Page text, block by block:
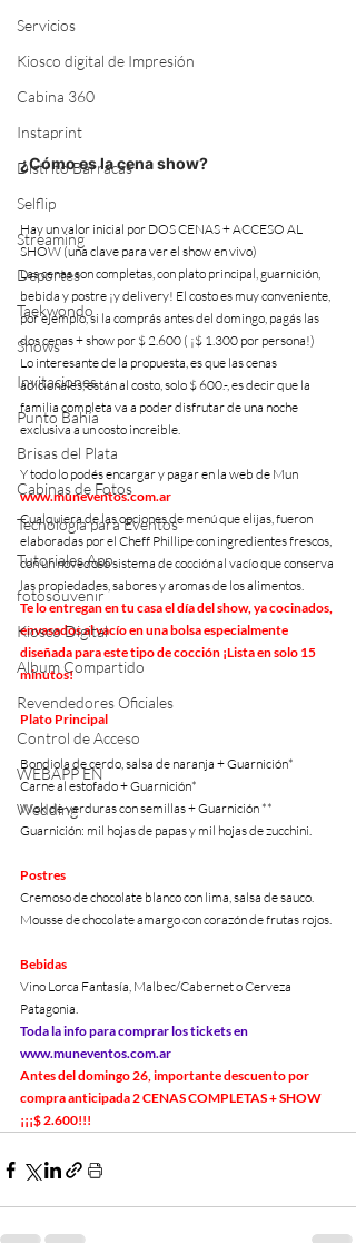
Servicios
Kiosco digital de Impresión
Cabina 360
Instaprint
Distrito Barracas
Selflip
Streaming
Deportes
Taekwondo
Shows
Invitaciones
Punto Bahía
Brisas del Plata
Cabinas de Fotos
Tecnología para Eventos
Tutoriales App
fotosouvenir
Kiosco Digital
Album Compartido
Revendedores Oficiales
Control de Acceso
WEBAPP EN
Wedding
¿Cómo es la cena show?
Hay un valor inicial por DOS CENAS + ACCESO AL
SHOW (una clave para ver el show en vivo)
Las cenas son completas, con plato principal, guarnición,
bebida y postre ¡y delivery! El costo es muy conveniente,
por ejemplo, si la comprás antes del domingo, pagás las
dos cenas + show por $ 2.600 ( ¡$ 1.300 por persona!)
Lo interesante de la propuesta, es que las cenas
adicionales, están al costo, solo $ 600.-, es decir que la
familia completa va a poder disfrutar de una noche
exclusiva a un costo increible.
Y todo lo podés encargar y pagar en la web de Mun
www.muneventos.com.ar
Cualquiera de las opciones de menú que elijas, fueron
elaboradas por el Cheff Phillipe con ingredientes frescos,
con un novedoso sistema de cocción al vacío que conserva
las propiedades, sabores y aromas de los alimentos.
Te lo entregan en tu casa el día del show, ya cocinados,
envasados al vacío en una bolsa especialmente
diseñada para este tipo de cocción ¡Lista en solo 15
minutos!
Plato Principal
Bondiola de cerdo, salsa de naranja + Guarnición*
Carne al estofado + Guarnición*
Wok de verduras con semillas + Guarnición **
Guarnición: mil hojas de papas y mil hojas de zucchini.
Postres
Cremoso de chocolate blanco con lima, salsa de sauco.
Mousse de chocolate amargo con corazón de frutas rojos.
Bebidas
Vino Lorca Fantasía, Malbec/Cabernet o Cerveza
Patagonia.
Toda la info para comprar los tickets en
www.muneventos.com.ar
Antes del domingo 26, importante descuento por
compra anticipada 2 CENAS COMPLETAS + SHOW
¡¡¡$ 2.600!!!